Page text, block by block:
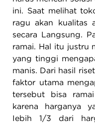
ini. Saat melihat
ragu akan kualitas
secara Langsung.
ramai. Hal itu justru
yang tinggi
manis. Dari hasil
faktor utama
tersebut bisa
karena harganya
Iebih 1/3 dari